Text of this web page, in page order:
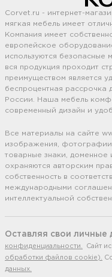
Corvet.ru - интернет-
мягкая мебель имеет
Компания имеет
европейское
используются безопасные
вся продукция проходит
преимуществом является
беспроцентная рассрочка
России. Наша мебель
современный дизайн и
Все материалы на сайте
изображения, фотографии,
товарные знаки, доменное
охраняются авторским
собственность в
международными
интеллектуальной
Оставляя свои личные
конфиденциальности.
Сайт
обработки файлов cookie).
данных.